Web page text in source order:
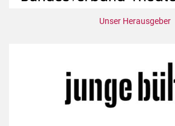
Unser Herausgeber